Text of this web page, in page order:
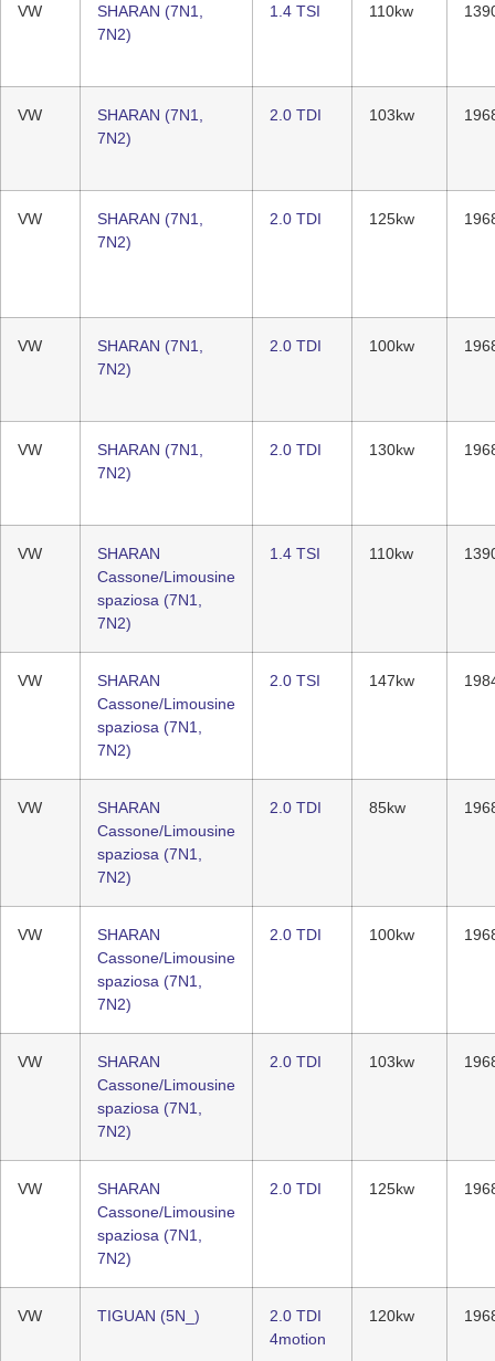
VW
SHARAN (7N1,
7N2)
1.4 TSI 110kw
VW
SHARAN (7N1,
7N2)
2.0 TDI 103kw
VW
SHARAN (7N1,
7N2)
2.0 TDI 125kw
VW
SHARAN (7N1,
7N2)
2.0 TDI 100kw
VW
SHARAN (7N1,
7N2)
2.0 TDI 130kw
VW
SHARAN
Cassone/Limousine
spaziosa (7N1,
7N2)
1.4 TSI 110kw
VW
SHARAN
Cassone/Limousine
spaziosa (7N1,
7N2)
2.0 TSI 147kw
VW
SHARAN
Cassone/Limousine
spaziosa (7N1,
7N2)
2.0 TDI 85kw
VW
SHARAN
Cassone/Limousine
spaziosa (7N1,
7N2)
2.0 TDI 100kw
VW
SHARAN
Cassone/Limousine
spaziosa (7N1,
7N2)
2.0 TDI 103kw
VW
SHARAN
Cassone/Limousine
spaziosa (7N1,
7N2)
2.0 TDI 125kw
VW TIGUAN (5N_)
2.0 TDI
4motion
120kw